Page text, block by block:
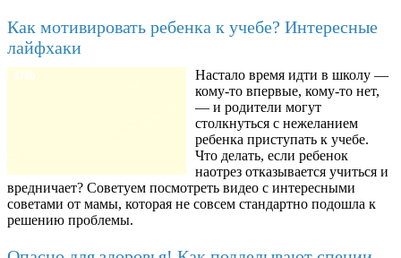
Как мотивировать ребенка к учебе? Интересные
лайфхаки
8780
Настало время идти в школу —
кому-то впервые, кому-то нет,
— и родители могут
столкнуться с нежеланием
ребенка приступать к учебе.
Что делать, если ребенок
наотрез отказывается учиться и
вредничает? Советуем посмотреть видео с интересными
советами от мамы, которая не совсем стандартно подошла к
решению проблемы.